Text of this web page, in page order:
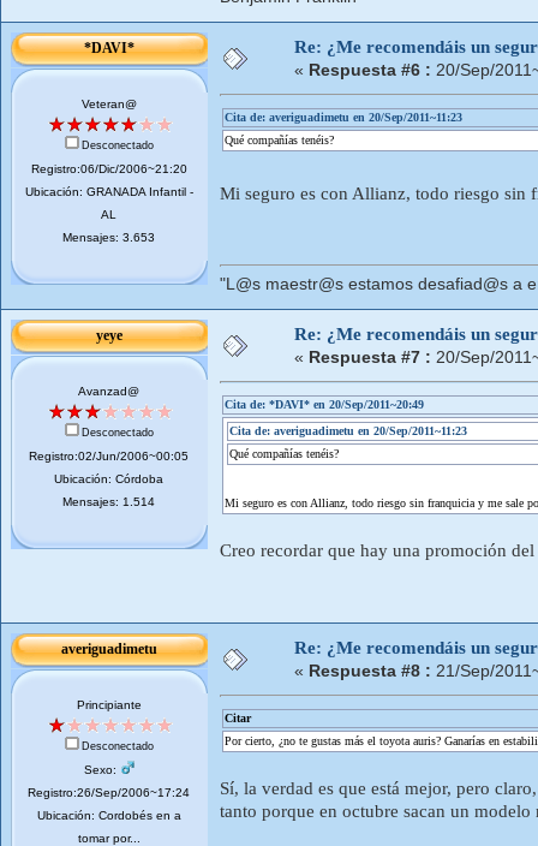
*DAVI*
Veteran@
Desconectado
Registro:06/Dic/2006~21:20
Ubicación: GRANADA Infantil -
AL
Mensajes: 3.653
Re: ¿Me recomendáis un
« Respuesta #6 : 20/Sep/
Cita de: averiguadimetu en 20/Sep/2011~11:23
Qué compañías tenéis?
Mi seguro es con Allianz, todo riesgo sin
"L@s maestr@s estamos desafiad@s a
yeye
Avanzad@
Desconectado
Registro:02/Jun/2006~00:05
Ubicación: Córdoba
Mensajes: 1.514
Re: ¿Me recomendáis un
« Respuesta #7 : 20/Sep/
Cita de: *DAVI* en 20/Sep/2011~20:49
Cita de: averiguadimetu en 20/Sep/2011~11:23
Qué compañías tenéis?
Mi seguro es con Allianz, todo riesgo sin franquicia y me sale
Creo recordar que hay una promoción
averiguadimetu
Principiante
Desconectado
Sexo:
Registro:26/Sep/2006~17:24
Ubicación: Cordobés en a
tomar por...
Re: ¿Me recomendáis un
« Respuesta #8 : 21/Sep/
Citar
Por cierto, ¿no te gustas más el toyota auris? Ganarías en
Sí, la verdad es que está mejor, pero
tanto porque en octubre sacan un